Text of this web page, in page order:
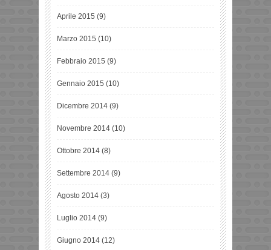
Aprile 2015 (9)
Marzo 2015 (10)
Febbraio 2015 (9)
Gennaio 2015 (10)
Dicembre 2014 (9)
Novembre 2014 (10)
Ottobre 2014 (8)
Settembre 2014 (9)
Agosto 2014 (3)
Luglio 2014 (9)
Giugno 2014 (12)